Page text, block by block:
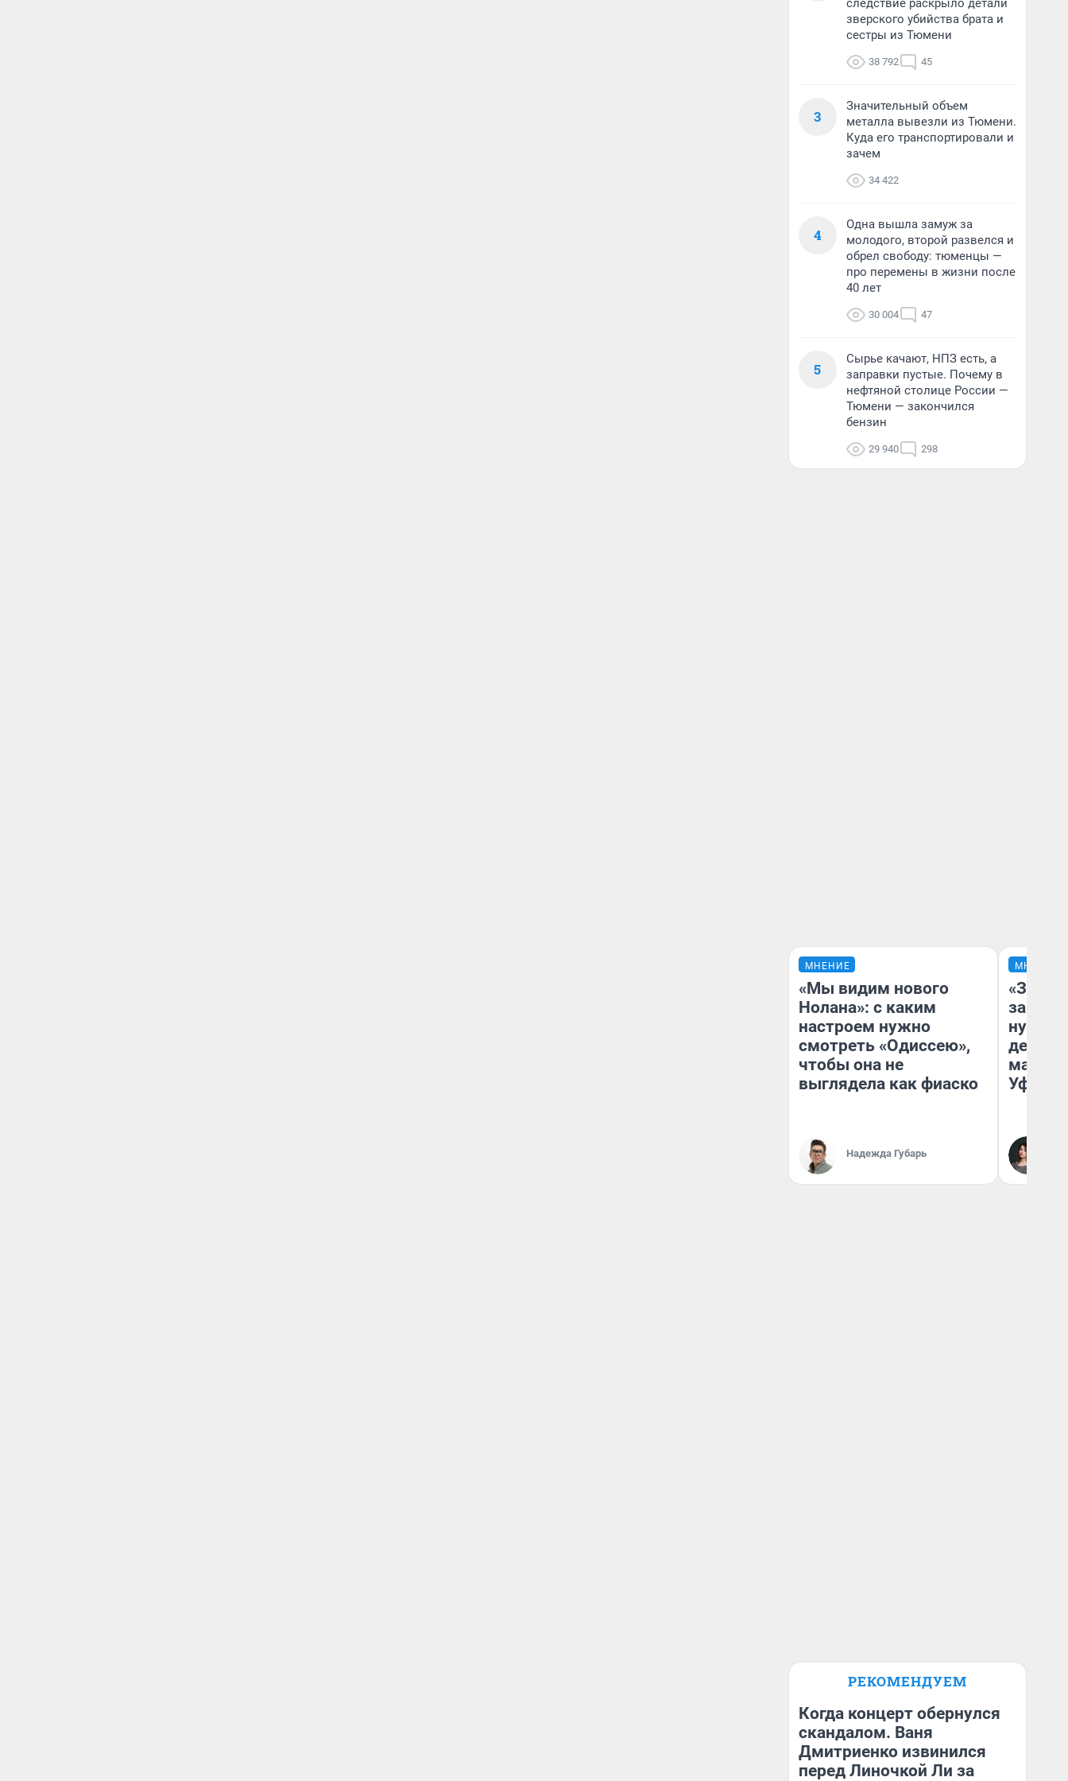
следствие раскрыло детали
зверского убийства брата и
сестры из Тюмени
38 792 45
3
Значительный объем
металла вывезли из Тюмени.
Куда его транспортировали и
зачем
34 422
4
Одна вышла замуж за
молодого, второй развелся и
обрел свободу: тюменцы —
про перемены в жизни после
40 лет
30 004 47
5
Сырье качают, НПЗ есть, а
заправки пустые. Почему в
нефтяной столице России —
Тюмени — закончился
бензин
29 940 298
МНЕНИЕ
«Мы видим нового
Нолана»: с каким
настроем нужно
смотреть «Одиссею»,
чтобы она не
выглядела как фиаско
Надежда Губарь
МНЕНИЕ
дела с
Уфа
РЕКОМЕНДУЕМ
Когда концерт обернулся
скандалом. Ваня
Дмитриенко извинился
перед Линочкой Ли за